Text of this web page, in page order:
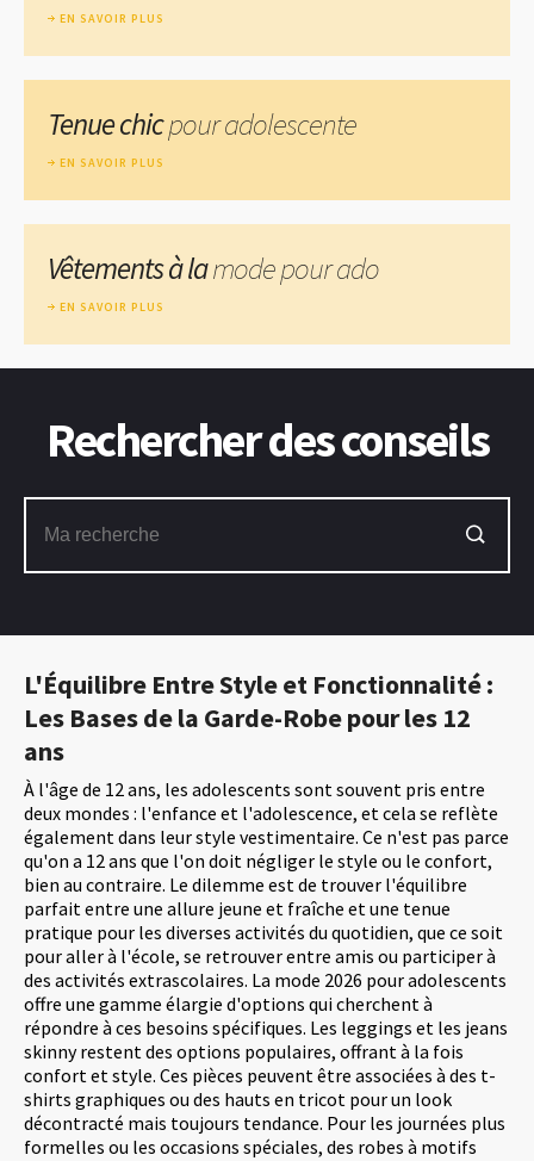
L'Équilibre Entre Style et Fonctionnalité :
Les Bases de la Garde-Robe pour les 12
ans
À l'âge de 12 ans, les adolescents sont souvent pris entre
deux mondes : l'enfance et l'adolescence, et cela se reflète
également dans leur style vestimentaire. Ce n'est pas parce
qu'on a 12 ans que l'on doit négliger le style ou le confort,
bien au contraire. Le dilemme est de trouver l'équilibre
parfait entre une allure jeune et fraîche et une tenue
pratique pour les diverses activités du quotidien, que ce soit
pour aller à l'école, se retrouver entre amis ou participer à
des activités extrascolaires. La mode 2026 pour adolescents
offre une gamme élargie d'options qui cherchent à
répondre à ces besoins spécifiques. Les leggings et les jeans
skinny restent des options populaires, offrant à la fois
confort et style. Ces pièces peuvent être associées à des t-
shirts graphiques ou des hauts en tricot pour un look
décontracté mais toujours tendance. Pour les journées plus
formelles ou les occasions spéciales, des robes à motifs
EN SAVOIR PLUS
Tenue chicpour adolescente
EN SAVOIR PLUS
Vêtements à lamode pour ado
EN SAVOIR PLUS
Rechercher des conseils